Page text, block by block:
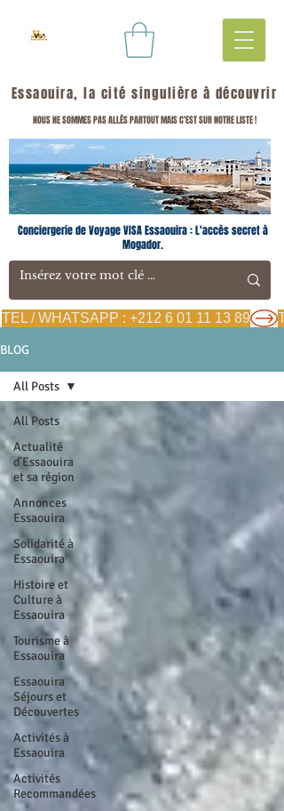
Essaouira, la cité singulière à découvrir
NOUS NE SOMMES PAS ALLÉS PARTOUT MAIS C'EST SUR NOTRE LISTE !
TEL / WHATSAPP : +212 6 01 11 13 89
Conciergerie de Voyage VISA Essaouira : L'accès secret à
Mogador.
BLOG
All Posts
Actualité
d'Essaouira
et sa région
Annonces
Essaouira
Solidarité à
Essaouira
Histoire et
Culture à
Essaouira
Tourisme à
Essaouira
Essaouira
Séjours et
Découvertes
Activités à
Essaouira
Activités
Recommandées
All Posts